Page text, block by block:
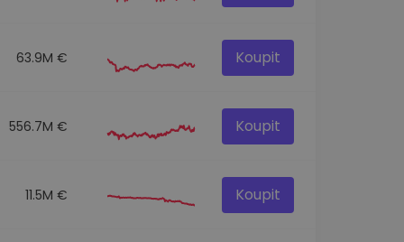
63.9M € Koupit
556.7M € Koupit
11.5M € Koupit